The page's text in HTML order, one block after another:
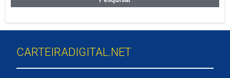
CARTEIRADIGITAL.NET